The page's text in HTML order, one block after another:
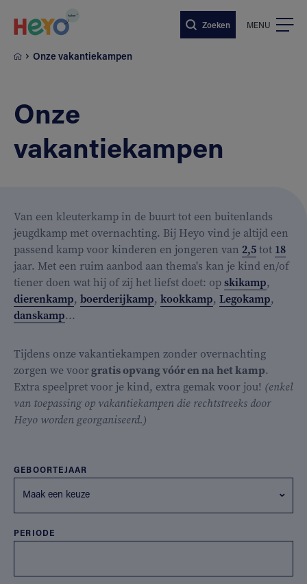
Zoeken MENU
Onze vakantiekampen
Onze
vakantiekampen
Van een kleuterkamp in de buurt tot een buitenlands
jeugdkamp met overnachting. Bij Heyo vind je altijd een
passend kamp voor kinderen en jongeren van 2,5tot 18
jaar. Met een ruim aanbod aan thema's kan je kind en/of
tiener doen wat hij of zij het liefst doet: opskikamp,
dierenkamp, boerderijkamp, kookkamp, Legokamp,
danskamp...
Tijdens onze vakantiekampen zonder overnachting
zorgen we voorgratis opvang vóór en na het kamp.
Extra speelpret voor je kind, extra gemak voor jou! (enkel
van toepassing op vakantiekampen die rechtstreeks door
Heyo worden georganiseerd.)
GEBOORTEJAAR
Maak een keuze
PERIODE